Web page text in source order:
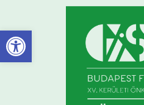
Eszköztár megnyitása